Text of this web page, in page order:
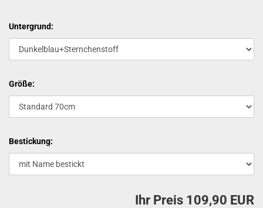
Untergrund:
Größe:
Bestickung:
Ihr Preis 109,90 EUR